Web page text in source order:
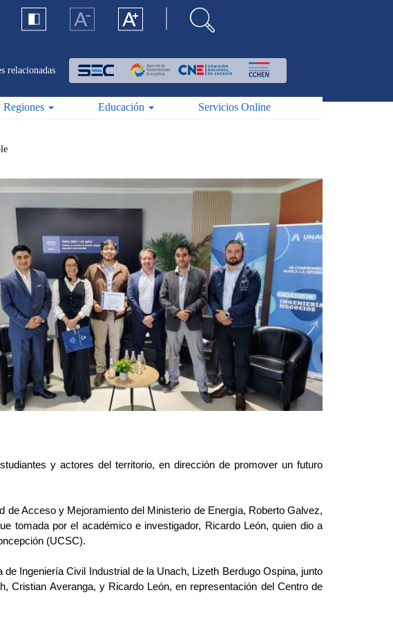
relacionadas
Regiones Educación Servicios Online
y actores del territorio, en dirección de promover un futuro
de Acceso y Mejoramiento del Ministerio de Energía, Roberto Galvez,
tomada por el académico e investigador, Ricardo León, quien dio a
(UCSC).
Ingeniería Civil Industrial de la Unach, Lizeth Berdugo Ospina, junto
Cristian Averanga, y Ricardo León, en representación del Centro de